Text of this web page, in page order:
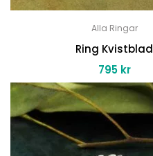
Alla Ringar
Ring Kvistblad
795 kr